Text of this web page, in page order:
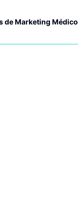
de Marketing Médico